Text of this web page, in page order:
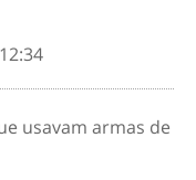
usavam armas de